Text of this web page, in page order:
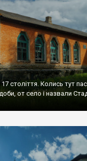
століття. Колись тут
от село і назвали